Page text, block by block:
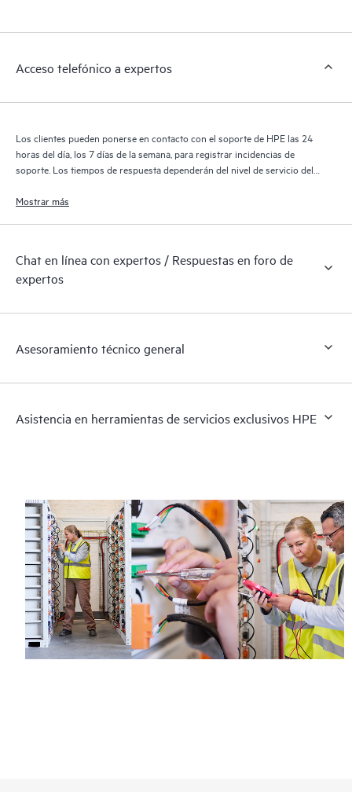
distintos productos instalados en sus entornos y cómo
permiten a los clientes realizar determinadas actividades sin
proporcionan, además, un portal de recursos de conocimiento
los recursos de HPE, que impulsan la excelencia de las
operaciones y optimizan el rendimiento, del extremo a la nube.
Acceso telefónico a expertos
Los clientes pueden ponerse en contacto con el soporte de HPE las 24
horas del día, los 7 días de la semana, para registrar incidencias de
soporte. Los tiempos de respuesta dependerán del nivel de servicio del
Mostrar más
Chat en línea con expertos / Respuestas en foro de
expertos
Asesoramiento técnico general
Asistencia en herramientas de servicios exclusivos HPE